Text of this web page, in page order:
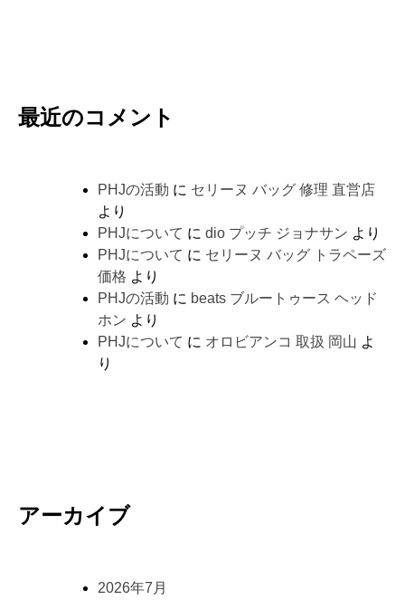
最近のコメント
PHJの活動 に セリーヌ バッグ 修理 直営店
より
PHJについて に dio プッチ ジョナサン より
PHJについて に セリーヌ バッグ トラペーズ
価格 より
PHJの活動 に beats ブルートゥース ヘッド
ホン より
PHJについて に オロビアンコ 取扱 岡山 よ
り
アーカイブ
2026年7月